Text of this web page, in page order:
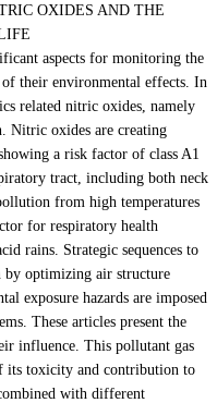
OXIDES AND THE
aspects for monitoring the
their environmental effects. In
related nitric oxides, namely
Nitric oxides are creating
a risk factor of class A1
tract, including both neck
from high temperatures
for respiratory health
rains. Strategic sequences to
optimizing air structure
exposure hazards are imposed
These articles present the
influence. This pollutant gas
its toxicity and contribution to
with different